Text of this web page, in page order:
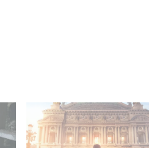
Gaumont et Good
Hero annoncent la